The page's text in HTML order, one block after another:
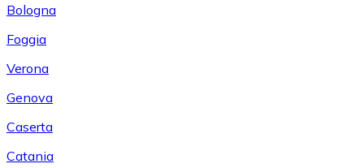
Bologna
Foggia
Verona
Genova
Caserta
Catania